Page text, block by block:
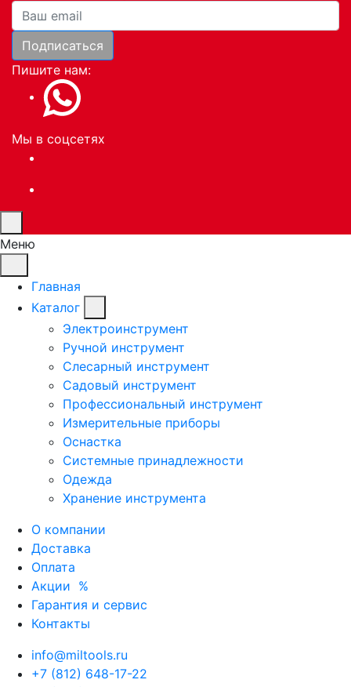
Ваша почта
Подписаться
Пишите нам:
Мы в соцсетях
Меню
Главная
Каталог
Электроинструмент
Ручной инструмент
Слесарный инструмент
Садовый инструмент
Профессиональный инструмент
Измерительные приборы
Оснастка
Системные принадлежности
Одежда
Хранение инструмента
О компании
Доставка
Оплата
Акции %
Гарантия и сервис
Контакты
info@miltools.ru
+7 (812) 648-17-22